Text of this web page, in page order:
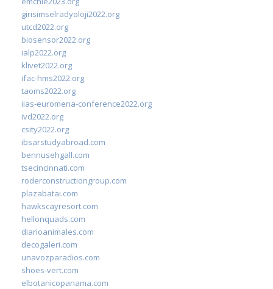
girisimselradyoloji2022.org
utcd2022.org
biosensor2022.org
ialp2022.org
klivet2022.org
ifac-hms2022.org
taoms2022.org
iias-euromena-conference2022.org
ivd2022.org
csity2022.org
ibsarstudyabroad.com
bennusehgall.com
tsecincinnati.com
roderconstructiongroup.com
plazabatai.com
hawkscayresort.com
hellonquads.com
diarioanimales.com
decogaleri.com
unavozparadios.com
shoes-vert.com
elbotanicopanama.com